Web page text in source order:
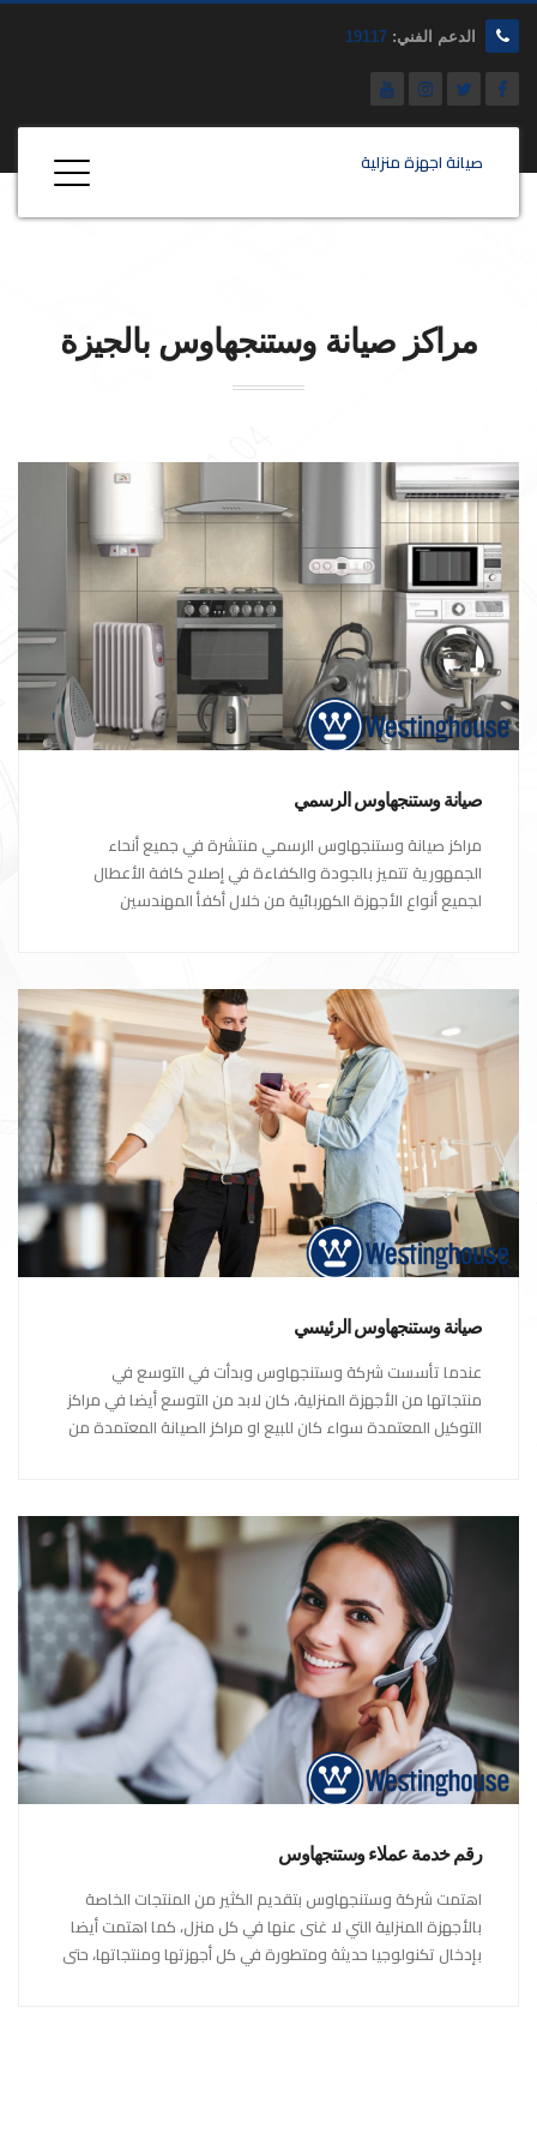
الدعم الفني: 19117
صيانة اجهزة منزلية
مراكز صيانة وستنجهاوس بالجيزة
صيانة وستنجهاوس الرسمي
مراكز صيانة وستنجهاوس الرسمي منتشرة في جميع أنحاء
الجمهورية تتميز بالجودة والكفاءة في إصلاح كافة الأعطال
لجميع أنواع الأجهزة الكهربائية من خلال أكفأ المهندسين
صيانة وستنجهاوس الرئيسي
عندما تأسست شركة وستنجهاوس وبدأت في التوسع في
منتجاتها من الأجهزة المنزلية، كان لابد من التوسع أيضا في مراكز
التوكيل المعتمدة سواء كان للبيع او مراكز الصيانة المعتمدة من
رقم خدمة عملاء وستنجهاوس
اهتمت شركة وستنجهاوس بتقديم الكثير من المنتجات الخاصة
بالأجهزة المنزلية التي لا غنى عنها في كل منزل، كما اهتمت أيضا
بإدخال تكنولوجيا حديثة ومتطورة في كل أجهزتها ومنتجاتها، حتى